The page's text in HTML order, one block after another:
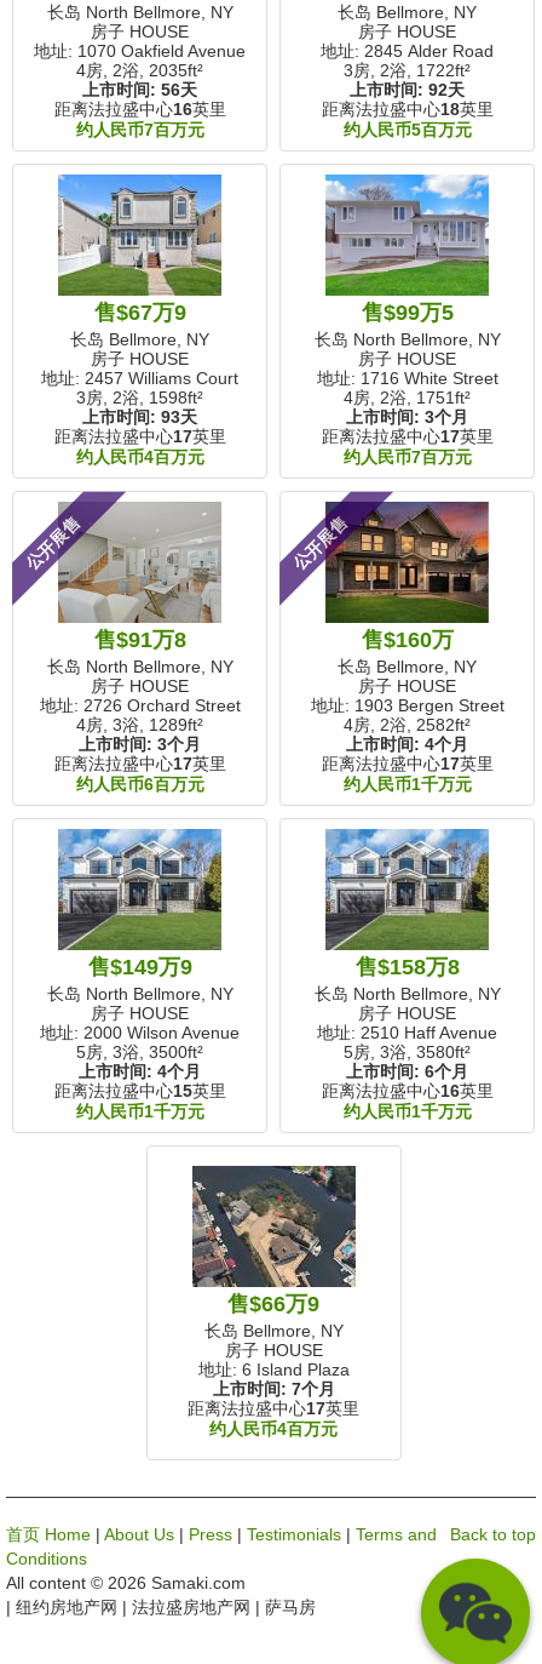
长岛 North Bellmore, NY
房子 HOUSE
地址: 1070 Oakfield Avenue
4房, 2浴, 2035ft²
上市时间: 56天
距离法拉盛中心16英里
约人民币7百万元
长岛 Bellmore, NY
房子 HOUSE
地址: 2845 Alder Road
3房, 2浴, 1722ft²
上市时间: 92天
距离法拉盛中心18英里
约人民币5百万元
售$67万9
长岛 Bellmore, NY
房子 HOUSE
地址: 2457 Williams Court
3房, 2浴, 1598ft²
上市时间: 93天
距离法拉盛中心17英里
约人民币4百万元
售$99万5
长岛 North Bellmore, NY
房子 HOUSE
地址: 1716 White Street
4房, 2浴, 1751ft²
上市时间: 3个月
距离法拉盛中心17英里
约人民币7百万元
公开展售
售$91万8
长岛 North Bellmore, NY
房子 HOUSE
地址: 2726 Orchard Street
4房, 3浴, 1289ft²
上市时间: 3个月
距离法拉盛中心17英里
约人民币6百万元
公开展售
售$160万
长岛 Bellmore, NY
房子 HOUSE
地址: 1903 Bergen Street
4房, 2浴, 2582ft²
上市时间: 4个月
距离法拉盛中心17英里
约人民币1千万元
售$149万9
长岛 North Bellmore, NY
房子 HOUSE
地址: 2000 Wilson Avenue
5房, 3浴, 3500ft²
上市时间: 4个月
距离法拉盛中心15英里
约人民币1千万元
售$158万8
长岛 North Bellmore, NY
房子 HOUSE
地址: 2510 Haff Avenue
5房, 3浴, 3580ft²
上市时间: 6个月
距离法拉盛中心16英里
约人民币1千万元
售$66万9
长岛 Bellmore, NY
房子 HOUSE
地址: 6 Island Plaza
上市时间: 7个月
距离法拉盛中心17英里
约人民币4百万元
Back to top
首页 Home | About Us | Press | Testimonials | Terms and
Conditions
All content © 2026 Samaki.com
| 纽约房地产网 | 法拉盛房地产网 | 萨马房